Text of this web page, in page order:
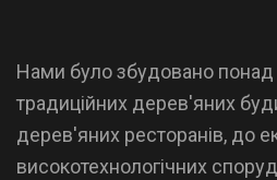
Нами було збудовано понад
традиційних дерев'яних
дерев'яних ресторанів, до
високотехнологічних